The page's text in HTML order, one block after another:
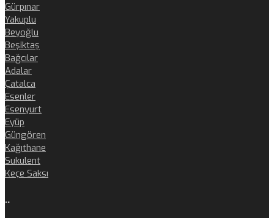
Gürpınar
Yakuplu
Beyoğlu
Beşiktaş
Bağcılar
Adalar
Çatalca
Esenler
Esenyurt
Eyüp
Güngören
Kağıthane
Sukulent
Keçe Saksı
..